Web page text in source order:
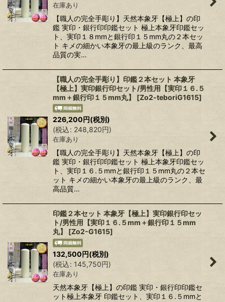
在庫あり
【職人の完全手彫り】天然本象牙【極上】の印
鑑 実印・銀行印印鑑セット 極上本象牙印鑑セッ
ト、実印１８mmと銀行印１５mm丸の２本セッ
ト キメの細かい本象牙の最上級のランク、最高
品質の実…
【職人の完全手彫り】印鑑２本セット 本象牙
【極上】実印銀行印セット/男性用【実印１６.５
mm＋銀行印１５mm丸】
[Zo2-teboriG1615]
226,200円(税別)
(税込: 248,820円)
在庫あり
【職人の完全手彫り】天然本象牙【極上】の印
鑑 実印・銀行印印鑑セット 極上本象牙印鑑セッ
ト、実印１６.５mmと銀行印１５mm丸の２本セ
ット キメの細かい本象牙の最上級のランク、最
高品質…
印鑑２本セット 本象牙【極上】実印銀行印セッ
ト/男性用【実印１６.５mm＋銀行印１５mm
丸】
[Zo2-G1615]
132,500円(税別)
(税込: 145,750円)
在庫あり
天然本象牙【極上】の印鑑 実印・銀行印印鑑セ
ット極上本象牙 印鑑セット、実印１６.５mmと